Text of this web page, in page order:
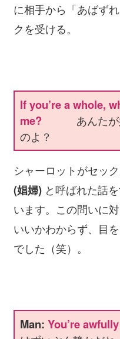
に相手から「あばず
クを受ける。
If you’re a whole,
me?
あんた
のよ？
シャーロットがセッ
(娼婦) と呼ばれた話
います。この問いに
いいかわからず、目
でした（笑）。
Man: You’re